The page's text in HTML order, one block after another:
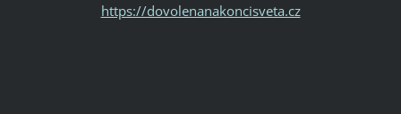
https://dovolenanakoncisveta.cz